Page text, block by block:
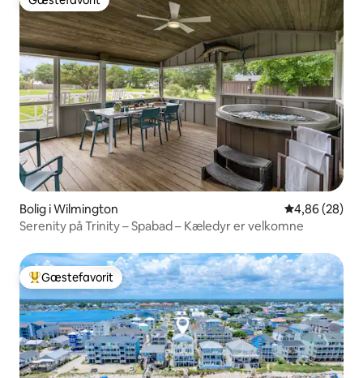
Gæstefavorit
Bolig i Wilmington 4,86 ud af 5 i
4,86 (28)
Serenity på Trinity – Spabad – Kæledyr er velkomne
Bedste gæstefavorit
Gæstefavorit